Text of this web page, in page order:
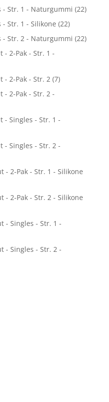
- Str. 1 - Naturgummi (22)
- Str. 1 - Silikone (22)
- Str. 2 - Naturgummi (22)
- 2-Pak - Str. 1 -
- 2-Pak - Str. 2 (7)
- 2-Pak - Str. 2 -
- Singles - Str. 1 -
- Singles - Str. 2 -
- 2-Pak - Str. 1 - Silikone
- 2-Pak - Str. 2 - Silikone
- Singles - Str. 1 -
- Singles - Str. 2 -